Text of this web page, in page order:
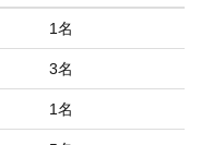
1名
3名
1名